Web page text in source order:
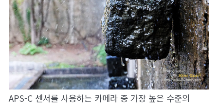
APS-C 센서를 사용하는 카메라 중 가장 높은 수준의